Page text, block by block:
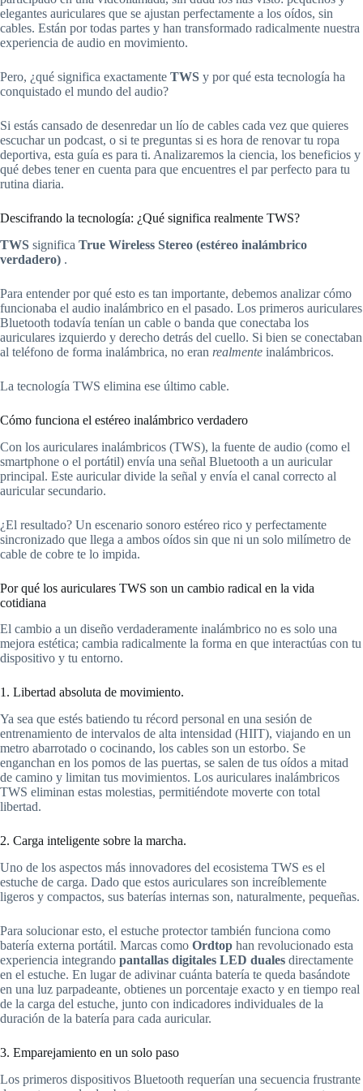
elegantes auriculares que se ajustan perfectamente a los oídos, sin
cables. Están por todas partes y han transformado radicalmente nuestra
experiencia de audio en movimiento.
Pero, ¿qué significa exactamente TWS y por qué esta tecnología ha
conquistado el mundo del audio?
Si estás cansado de desenredar un lío de cables cada vez que quieres
escuchar un podcast, o si te preguntas si es hora de renovar tu ropa
deportiva, esta guía es para ti. Analizaremos la ciencia, los beneficios y
qué debes tener en cuenta para que encuentres el par perfecto para tu
rutina diaria.
Descifrando la tecnología: ¿Qué significa realmente TWS?
TWS significa True Wireless Stereo (estéreo inalámbrico
verdadero) .
Para entender por qué esto es tan importante, debemos analizar cómo
funcionaba el audio inalámbrico en el pasado. Los primeros auriculares
Bluetooth todavía tenían un cable o banda que conectaba los
auriculares izquierdo y derecho detrás del cuello. Si bien se conectaban
al teléfono de forma inalámbrica, no eran realmente inalámbricos.
La tecnología TWS elimina ese último cable.
Cómo funciona el estéreo inalámbrico verdadero
Con los auriculares inalámbricos (TWS), la fuente de audio (como el
smartphone o el portátil) envía una señal Bluetooth a un auricular
principal. Este auricular divide la señal y envía el canal correcto al
auricular secundario.
¿El resultado? Un escenario sonoro estéreo rico y perfectamente
sincronizado que llega a ambos oídos sin que ni un solo milímetro de
cable de cobre te lo impida.
Por qué los auriculares TWS son un cambio radical en la vida
cotidiana
El cambio a un diseño verdaderamente inalámbrico no es solo una
mejora estética; cambia radicalmente la forma en que interactúas con tu
dispositivo y tu entorno.
1. Libertad absoluta de movimiento.
Ya sea que estés batiendo tu récord personal en una sesión de
entrenamiento de intervalos de alta intensidad (HIIT), viajando en un
metro abarrotado o cocinando, los cables son un estorbo. Se
enganchan en los pomos de las puertas, se salen de tus oídos a mitad
de camino y limitan tus movimientos. Los auriculares inalámbricos
TWS eliminan estas molestias, permitiéndote moverte con total
libertad.
2. Carga inteligente sobre la marcha.
Uno de los aspectos más innovadores del ecosistema TWS es el
estuche de carga. Dado que estos auriculares son increíblemente
ligeros y compactos, sus baterías internas son, naturalmente, pequeñas.
Para solucionar esto, el estuche protector también funciona como
batería externa portátil. Marcas como Ordtop han revolucionado esta
experiencia integrando pantallas digitales LED duales directamente
en el estuche. En lugar de adivinar cuánta batería te queda basándote
en una luz parpadeante, obtienes un porcentaje exacto y en tiempo real
de la carga del estuche, junto con indicadores individuales de la
duración de la batería para cada auricular.
3. Emparejamiento en un solo paso
Los primeros dispositivos Bluetooth requerían una secuencia frustrante